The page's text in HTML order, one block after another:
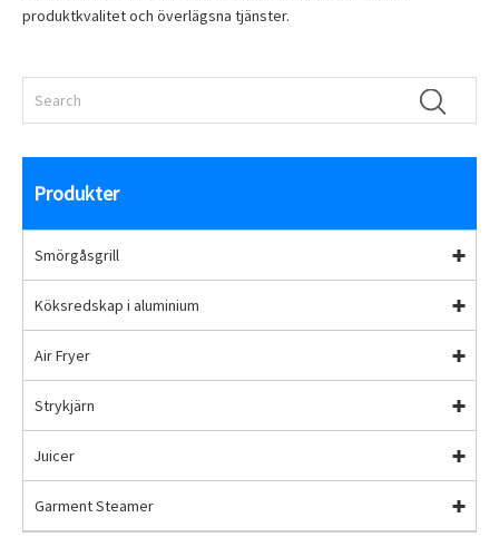
produktkvalitet och överlägsna tjänster.
Produkter
Smörgåsgrill
Köksredskap i aluminium
Air Fryer
Strykjärn
Juicer
Garment Steamer